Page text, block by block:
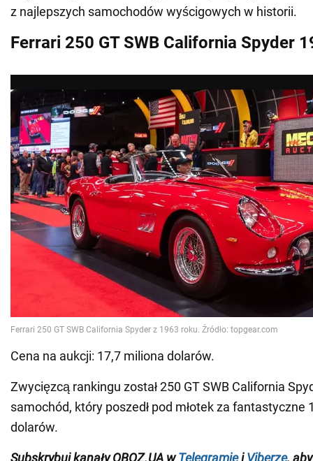
z najlepszych samochodów wyścigowych w historii.
Ferrari 250 GT SWB California Spyder
Cena na aukcji: 17,7 miliona dolarów.
Zwycięzcą rankingu został 250 GT SWB California
samochód, który poszedł pod młotek za fantastyczne
dolarów.
Subskrybuj kanały OBOZ.UA wTelegramieiViberze,